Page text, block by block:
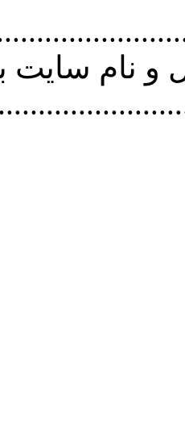
نام سايت